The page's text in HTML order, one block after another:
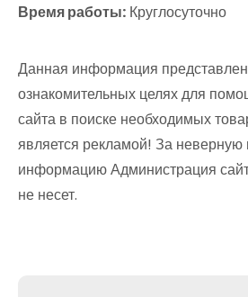
Время работы: Круглосуточно
Данная информация
ознакомительных целях для
сайта в поиске необходимых
является рекламой! За
информацию Администрация
не несет.